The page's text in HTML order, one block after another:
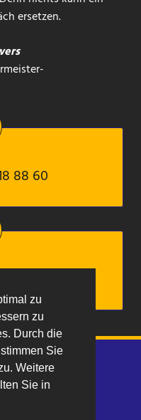
zu
zu
Durch die
Sie
Weitere
Sie in
ersetzen.
88 60
Downloads
Kontakt